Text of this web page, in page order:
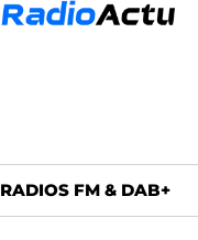
RADIOS FM & DAB+